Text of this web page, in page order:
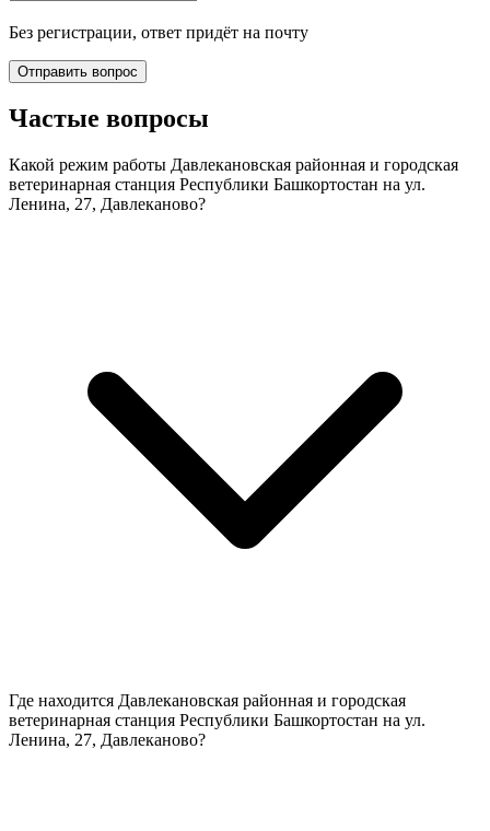
Без регистрации, ответ придёт на почту
Отправить вопрос
Частые вопросы
Какой режим работы Давлекановская районная и городская
ветеринарная станция Республики Башкортостан на ул.
Ленина, 27, Давлеканово?
Где находится Давлекановская районная и городская
ветеринарная станция Республики Башкортостан на ул.
Ленина, 27, Давлеканово?